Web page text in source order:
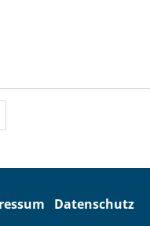
Datenschutz